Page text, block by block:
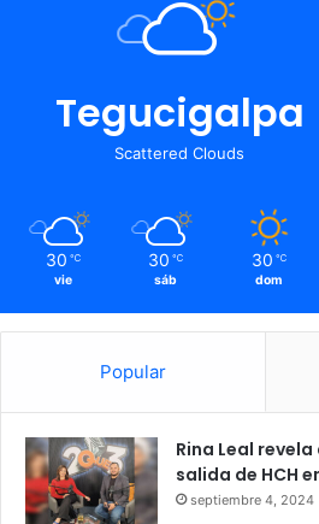
Tegucigalpa
Scattered Clouds
30 ℃
vie
30 ℃
sáb
30 ℃
dom
Popular
Rina Leal
salida de HCH
septiembre 4, 2024